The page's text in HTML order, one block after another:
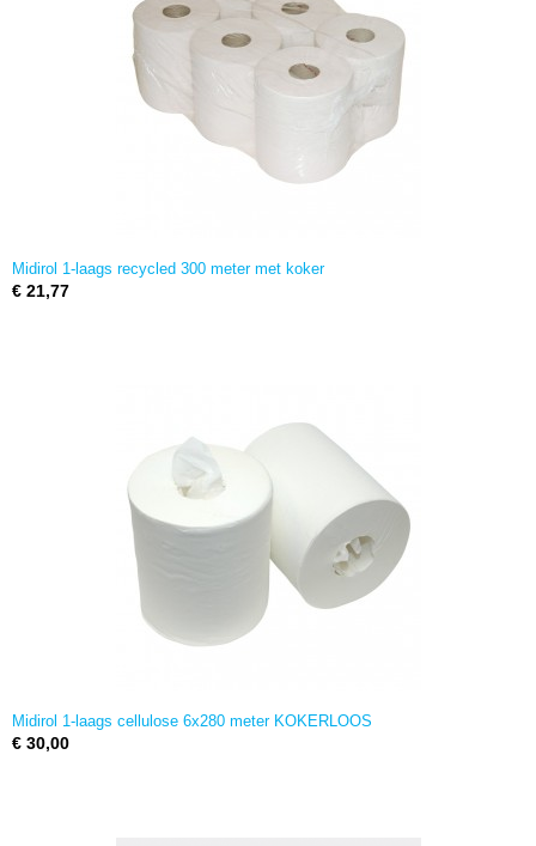
Midirol 1-laags recycled 300 meter met koker
€ 21,77
Midirol 1-laags cellulose 6x280 meter KOKERLOOS
€ 30,00